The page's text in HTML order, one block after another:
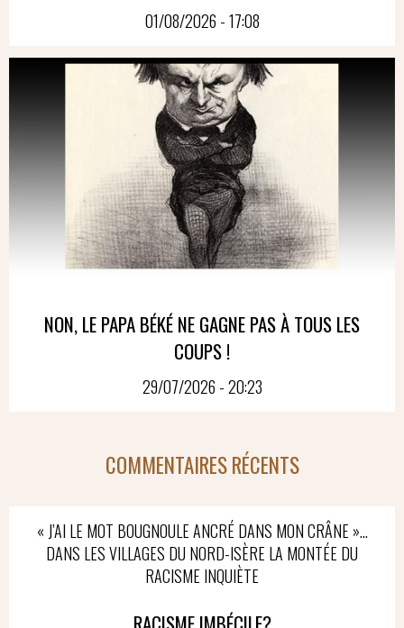
01/08/2026 - 17:08
NON, LE PAPA BÉKÉ NE GAGNE PAS À TOUS LES
COUPS !
29/07/2026 - 20:23
COMMENTAIRES RÉCENTS
« J’AI LE MOT BOUGNOULE ANCRÉ DANS MON CRÂNE »…
DANS LES VILLAGES DU NORD-ISÈRE LA MONTÉE DU
RACISME INQUIÈTE